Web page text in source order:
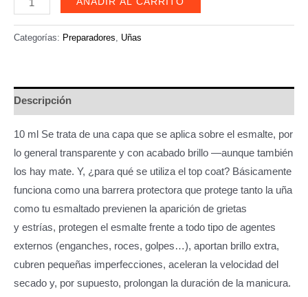
Coat
Ushas
cantidad
Categorías: Preparadores, Uñas
Descripción
10 ml Se trata de una capa que se aplica sobre el esmalte, por
lo general transparente y con acabado brillo —aunque también
los hay mate. Y, ¿para qué se utiliza el top coat? Básicamente
funciona como una barrera protectora que protege tanto la uña
como tu esmaltado previenen la aparición de grietas
y estrías, protegen el esmalte frente a todo tipo de agentes
externos (enganches, roces, golpes…), aportan brillo extra,
cubren pequeñas imperfecciones, aceleran la velocidad del
secado y, por supuesto, prolongan la duración de la manicura.